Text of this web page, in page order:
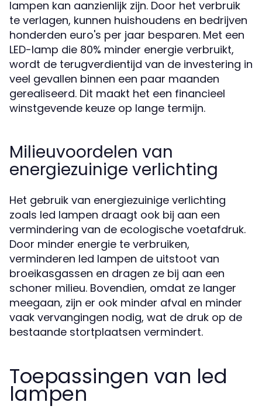
lampen kan aanzienlijk zijn. Door het verbruik
te verlagen, kunnen huishoudens en bedrijven
honderden euro's per jaar besparen. Met een
LED-lamp die 80% minder energie verbruikt,
wordt de terugverdientijd van de investering in
veel gevallen binnen een paar maanden
gerealiseerd. Dit maakt het een financieel
winstgevende keuze op lange termijn.
Milieuvoordelen van
energiezuinige verlichting
Het gebruik van energiezuinige verlichting
zoals led lampen draagt ook bij aan een
vermindering van de ecologische voetafdruk.
Door minder energie te verbruiken,
verminderen led lampen de uitstoot van
broeikasgassen en dragen ze bij aan een
schoner milieu. Bovendien, omdat ze langer
meegaan, zijn er ook minder afval en minder
vaak vervangingen nodig, wat de druk op de
bestaande stortplaatsen vermindert.
Toepassingen van led
lampen